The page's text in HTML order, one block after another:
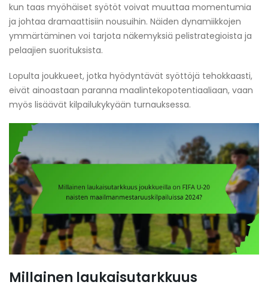
kun taas myöhäiset syötöt voivat muuttaa momentumia
ja johtaa dramaattisiin nousuihin. Näiden dynamiikkojen
ymmärtäminen voi tarjota näkemyksiä pelistrategioista ja
pelaajien suorituksista.
Lopulta joukkueet, jotka hyödyntävät syöttöjä tehokkaasti,
eivät ainoastaan paranna maalintekopotentiaaliaan, vaan
myös lisäävät kilpailukykyään turnauksessa.
Millainen laukaisutarkkuus